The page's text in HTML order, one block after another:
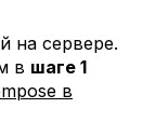
на сервере.
в шаге 1
в